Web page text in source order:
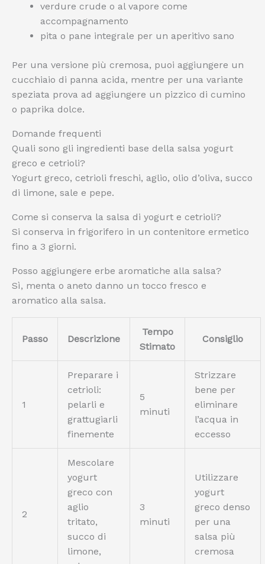
verdure crude o al vapore come
accompagnamento
pita o pane integrale per un aperitivo sano
Per una versione più cremosa, puoi aggiungere un
cucchiaio di panna acida, mentre per una variante
speziata prova ad aggiungere un pizzico di cumino
o paprika dolce.
Domande frequenti
Quali sono gli ingredienti base della salsa yogurt
greco e cetrioli?
Yogurt greco, cetrioli freschi, aglio, olio d’oliva, succo
di limone, sale e pepe.
Come si conserva la salsa di yogurt e cetrioli?
Si conserva in frigorifero in un contenitore ermetico
fino a 3 giorni.
Posso aggiungere erbe aromatiche alla salsa?
Sì, menta o aneto danno un tocco fresco e
aromatico alla salsa.
Passo Descrizione
Tempo
Stimato
Consiglio
1
Preparare i
cetrioli:
pelarli e
grattugiarli
finemente
5
minuti
Strizzare
bene per
eliminare
l’acqua in
eccesso
2
Mescolare
yogurt
greco con
aglio
tritato,
succo di
limone,
3
minuti
Utilizzare
yogurt
greco denso
per una
salsa più
cremosa